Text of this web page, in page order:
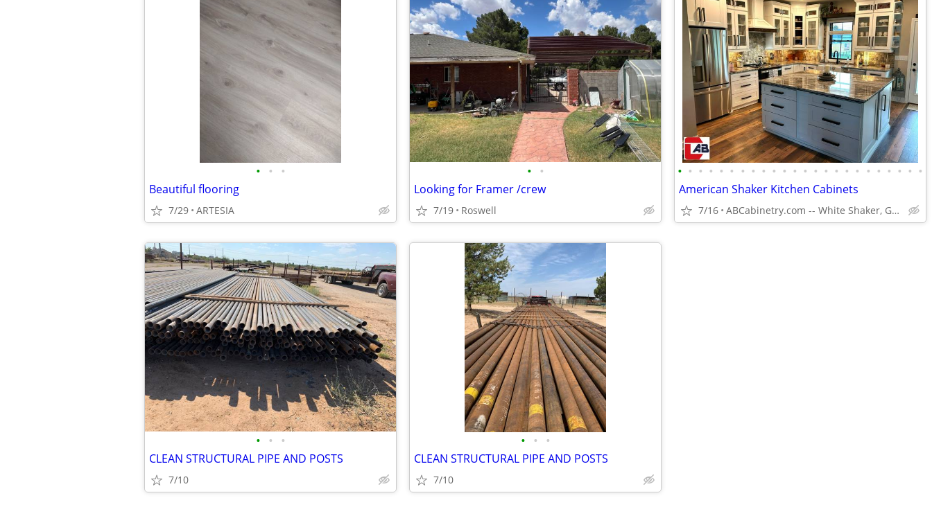
• • •
Beautiful flooring
7/29 ARTESIA
• •
Looking for Framer /crew
7/19 Roswell
• • • • • • • • • • • • • • • • • • • • • • • •
American Shaker Kitchen Cabinets
7/16 ABCabinetry.com -- White Shaker, Gray Shaker, Raised Panel
• • •
CLEAN STRUCTURAL PIPE AND POSTS
7/10
• • •
CLEAN STRUCTURAL PIPE AND POSTS
7/10